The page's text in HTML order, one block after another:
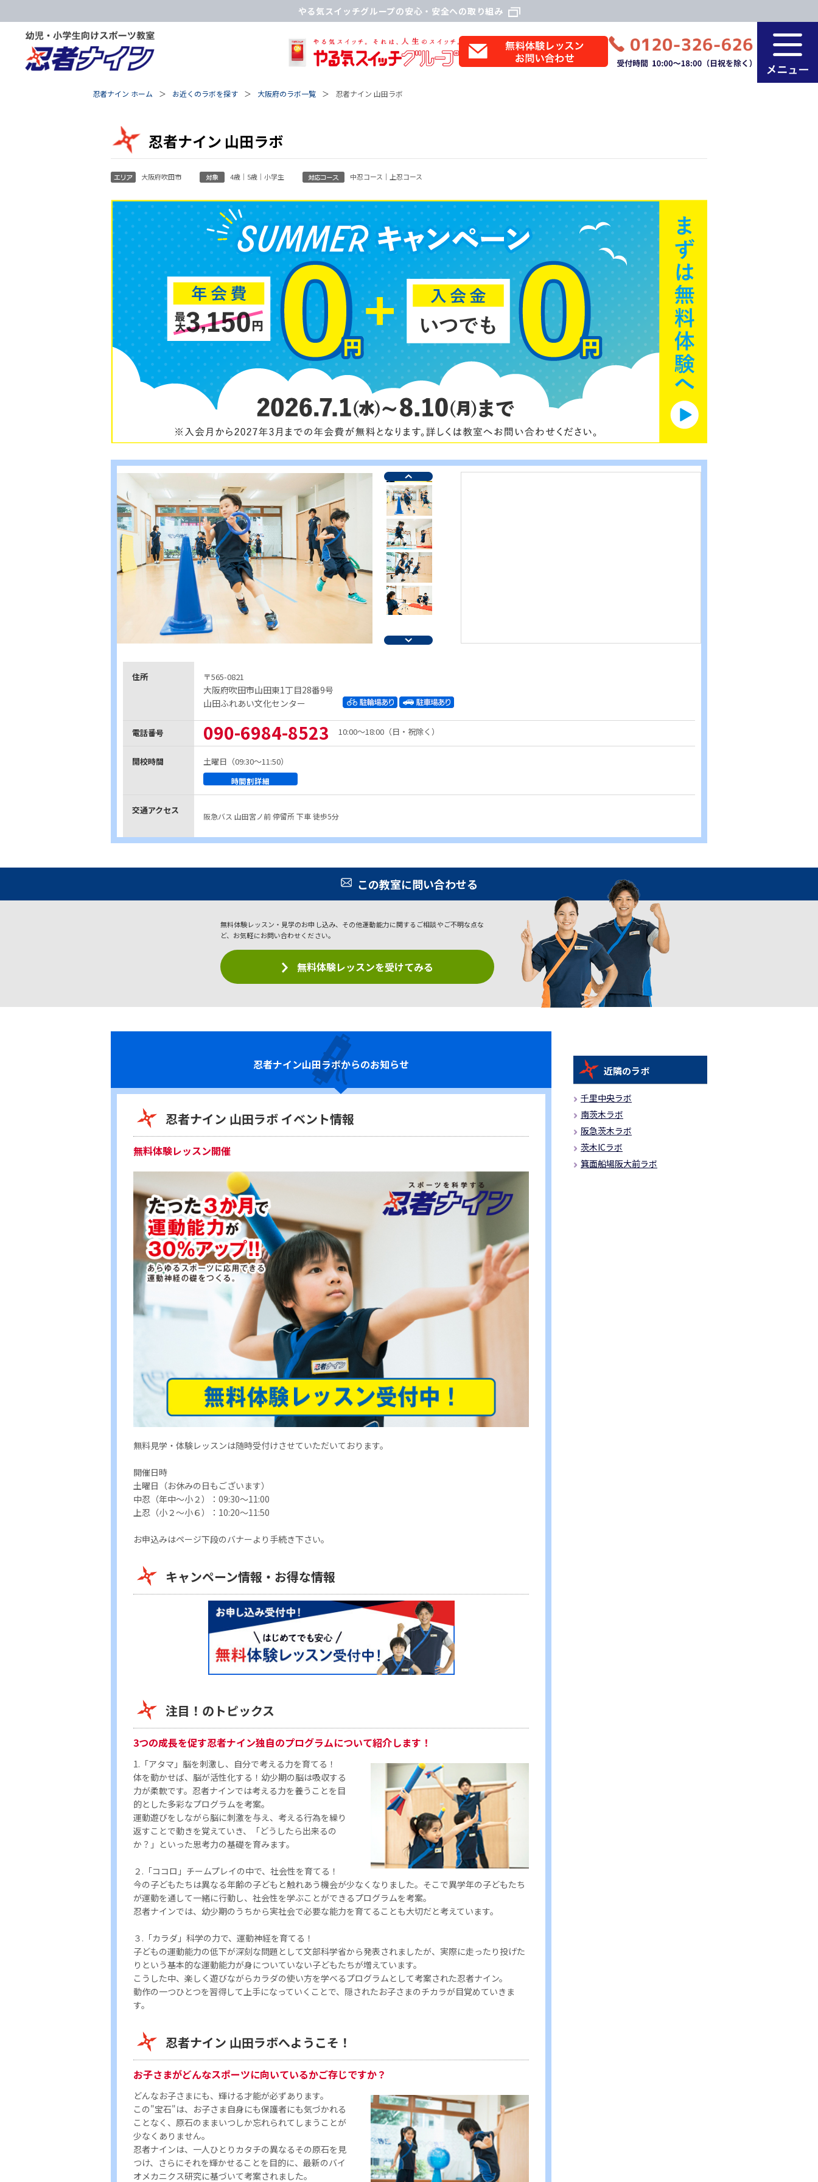
やる気スイッチグループの安心・安全への取り組み
忍者ナイン ホーム お近くのラボを探す 大阪府のラボ一覧 忍者ナイン 山田ラボ
忍者ナイン 山田ラボ
大阪府吹田市 4歳｜5歳｜小学生 中忍コース｜上忍コース
住所 〒565-0821
大阪府吹田市山田東1丁目28番9号
山田ふれあい文化センター
電話番号 090-6984-8523 10:00～18:00（日・祝除く）
開校時間 土曜日（09:30～11:50）
時間割詳細
交通アクセス
阪急バス 山田宮ノ前 停留所 下車 徒歩5分
この教室に問い合わせる
無料体験レッスン・見学のお申し込み、その他運動能力に関するご相談やご不明な点な
ど、お気軽にお問い合わせください。
無料体験レッスンを受けてみる
忍者ナイン山田ラボからのお知らせ
忍者ナイン 山田ラボ イベント情報
無料体験レッスン開催
無料見学・体験レッスンは随時受付けさせていただいております。
開催日時
土曜日（お休みの日もございます）
中忍（年中～小２）：09:30～11:00
上忍（小２～小６）：10:20～11:50
お申込みはページ下段のバナーより手続き下さい。
キャンペーン情報・お得な情報
注目！のトピックス
3つの成長を促す忍者ナイン独自のプログラムについて紹介します！
1.「アタマ」脳を刺激し、自分で考える力を育てる！
体を動かせば、脳が活性化する！幼少期の脳は吸収する
力が柔軟です。忍者ナインでは考える力を養うことを目
的とした多彩なプログラムを考案。
運動遊びをしながら脳に刺激を与え、考える行為を繰り
返すことで動きを覚えていき、「どうしたら出来るの
か？」といった思考力の基礎を育みます。
２.「ココロ」チームプレイの中で、社会性を育てる！
今の子どもたちは異なる年齢の子どもと触れあう機会が少なくなりました。そこで異学年の子どもたち
が運動を通して一緒に行動し、社会性を学ぶことができるプログラムを考案。
忍者ナインでは、幼少期のうちから実社会で必要な能力を育てることも大切だと考えています。
３.「カラダ」科学の力で、運動神経を育てる！
子どもの運動能力の低下が深刻な問題として文部科学省から発表されましたが、実際に走ったり投げた
りという基本的な運動能力が身についていない子どもたちが増えています。
こうした中、楽しく遊びながらカラダの使い方を学べるプログラムとして考案された忍者ナイン。
動作の一つひとつを習得して上手になっていくことで、隠されたお子さまのチカラが目覚めていきま
す。
忍者ナイン 山田ラボへようこそ！
お子さまがどんなスポーツに向いているかご存じですか？
どんなお子さまにも、輝ける才能が必ずあります。
この"宝石"は、お子さま自身にも保護者にも気づかれる
ことなく、原石のままいつしか忘れられてしまうことが
少なくありません。
忍者ナインは、一人ひとりカタチの異なるその原石を見
つけ、さらにそれを輝かせることを目的に、最新のバイ
オメカニクス研究に基づいて考案されました。
近隣のラボ
千里中央ラボ
南茨木ラボ
阪急茨木ラボ
茨木ICラボ
箕面船場阪大前ラボ